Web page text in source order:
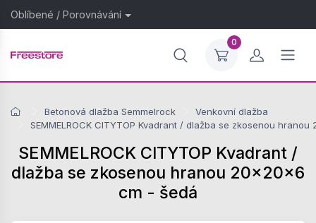
Oblíbené / Porovnávání
0
Betonová dlažba Semmelrock
Venkovní dlažba
SEMMELROCK CITYTOP Kvadrant / dlažba se zkosenou
SEMMELROCK CITYTOP Kvadrant /
dlažba se zkosenou hranou 20x20x6
cm - šedá